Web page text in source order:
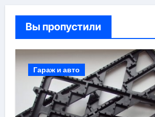
Вы пропустили
Гараж и авто